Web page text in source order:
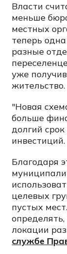
Власти
меньше
местных
теперь
разные
уже
жительство.
"Новая
больше
долгий
инвестиций.
Благодаря
целевых
пустых
локации
службе